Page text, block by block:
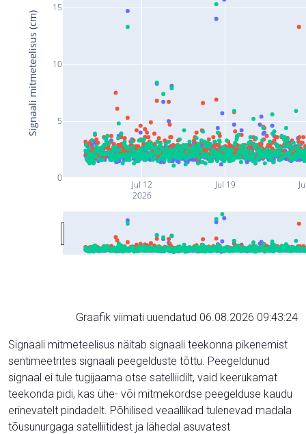
Jul 12
2026
Jul 19
0
5
10
15
Signaali mitmeteelisus (cm)
Graafik viimati uuendatud 06.08.2026 09:43:24
Signaali mitmeteelisus näitab signaali teekonna pikenemist
sentimeetrites signaali peegelduste tõttu. Peegeldunud
signaal ei tule tugijaama otse satelliidilt, vaid keerukamat
teekonda pidi, kas ühe- või mitmekordse peegelduse kaudu
erinevatelt pindadelt. Põhilised veaallikad tulenevad madala
tõusunurgaga satelliitidest ja lähedal asuvatest